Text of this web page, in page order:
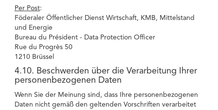
Per Post:
Föderaler Öffentlicher Dienst Wirtschaft, KMB, Mittelstand
und Energie
Bureau du Président - Data Protection Officer
Rue du Progrès 50
1210 Brüssel
4.10. Beschwerden über die Verarbeitung Ihrer
personenbezogenen Daten
Wenn Sie der Meinung sind, dass Ihre personenbezogenen
Daten nicht gemäß den geltenden Vorschriften verarbeitet